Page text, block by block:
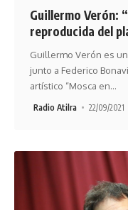
Guillermo Verón:
reproducida del
Guillermo Verón es
junto a Federico
artístico “Mosca en…
Radio Atilra 22/09/2021